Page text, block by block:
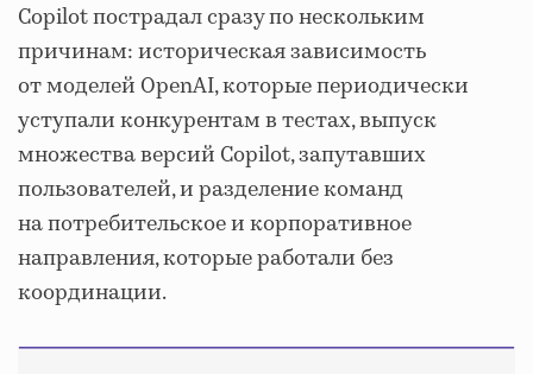
Copilot пострадал сразу по нескольким
причинам: историческая зависимость
от моделей OpenAI, которые периодически
уступали конкурентам в тестах, выпуск
множества версий Copilot, запутавших
пользователей, и разделение команд
на потребительское и корпоративное
направления, которые работали без
координации.